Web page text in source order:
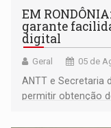
EM
garante
digital
Geral 05 de
ANTT e Secretaria
permitir obtenção